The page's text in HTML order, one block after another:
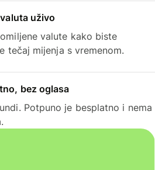
uživo
valute kako biste
tečaj mijenja s vremenom.
bez oglasa
Potpuno je besplatno i nema